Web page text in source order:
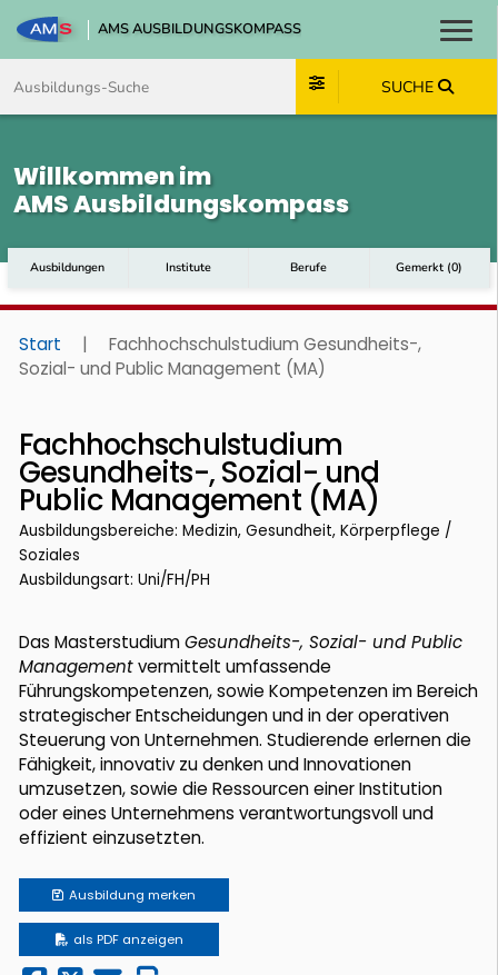
AMS AUSBILDUNGSKOMPASS
SUCHE
Willkommen im
AMS Ausbildungskompass
Ausbildungen Institute Berufe Gemerkt (0)
Start |
Fachhochschulstudium Gesundheits-,
Sozial- und Public Management (MA)
Fachhochschulstudium
Gesundheits-, Sozial- und
Public Management (MA)
Ausbildungsbereiche: Medizin, Gesundheit, Körperpflege /
Soziales
Ausbildungsart: Uni/FH/PH
Das MasterstudiumGesundheits-, Sozial- und Public
Managementvermittelt umfassende
Führungskompetenzen, sowie Kompetenzen im Bereich
strategischer Entscheidungen und in der operativen
Steuerung von Unternehmen. Studierende erlernen die
Fähigkeit, innovativ zu denken und Innovationen
umzusetzen, sowie die Ressourcen einer Institution
oder eines Unternehmens verantwortungsvoll und
effizient einzusetzten.
Ausbildung merken
als PDF anzeigen